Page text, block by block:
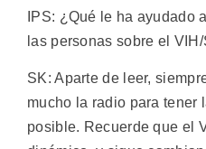
IPS: ¿Qué le ha ayudado
las personas sobre el
SK: Aparte de leer,
mucho la radio para tener
posible. Recuerde que el